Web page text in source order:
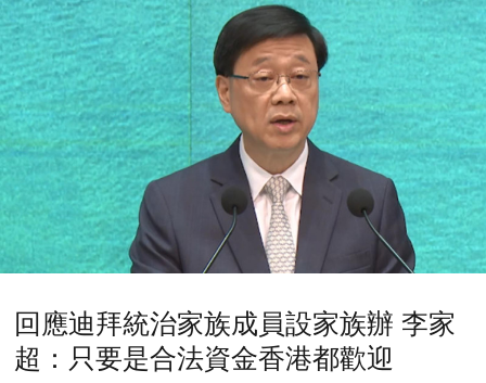
回應迪拜統治家族成員設家族辦 李家
超：只要是合法資金香港都歡迎